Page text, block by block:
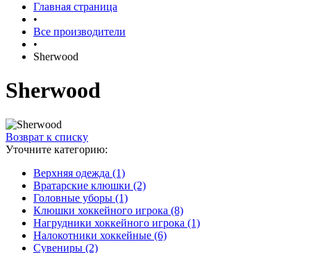
Главная страница
•
Все производители
•
Sherwood
Sherwood
Возврат к списку
Уточните категорию:
Верхняя одежда (1)
Вратарские клюшки (2)
Головные уборы (1)
Клюшки хоккейного игрока (8)
Нагрудники хоккейного игрока (1)
Налокотники хоккейные (6)
Сувениры (2)